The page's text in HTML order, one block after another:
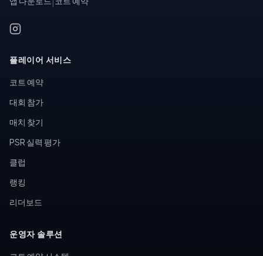
플레이어 서비스
코트 예약
대회 참가
매치 찾기
PSR 실력 평가
클럽
랭킹
리더보드
운영자 솔루션